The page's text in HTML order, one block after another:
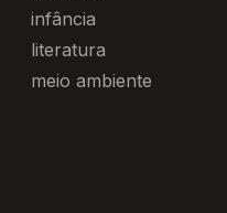
infância
literatura
meio ambiente